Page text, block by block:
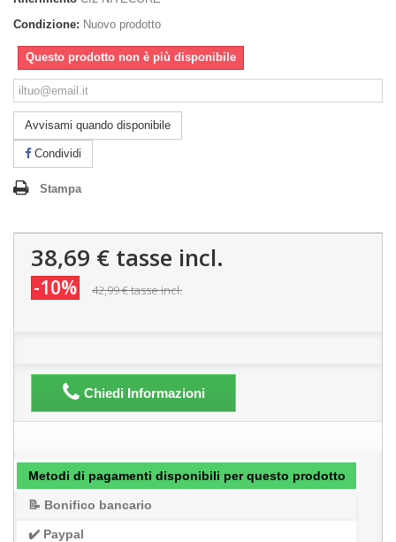
Condizione: Nuovo prodotto
Questo prodotto non è più disponibile
Avvisami quando disponibile
Condividi
Stampa
38,69 € tasse incl.
-10% 42,99 €tasse incl.
Chiedi Informazioni
Metodi di pagamenti disponibili per questo prodotto
📝 Bonifico bancario
✔️ Paypal